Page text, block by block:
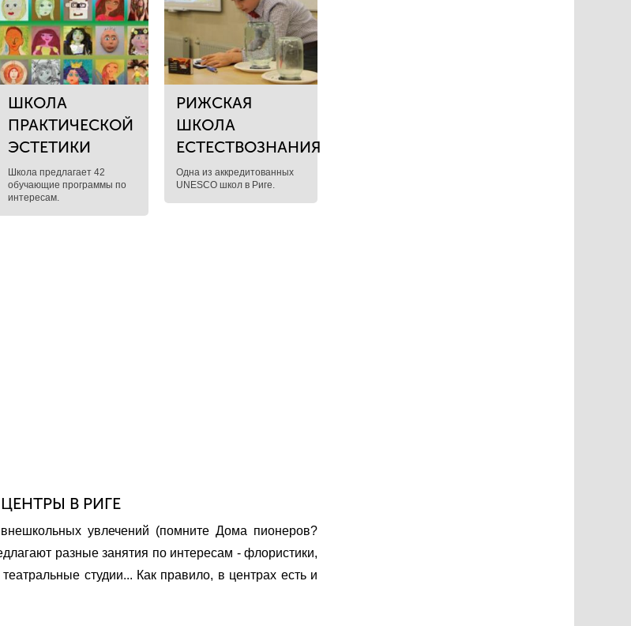
ШКОЛА
ПРАКТИЧЕСКОЙ
ЭСТЕТИКИ
Школа предлагает 42
обучающие программы по
интересам.
РИЖСКАЯ
ШКОЛА
ЕСТЕСТВОЗНАНИЯ
Одна из аккредитованных
UNESCO школ в Риге.
В РИГЕ
увлечений (помните Дома пионеров?
разные занятия по интересам - флористики,
студии... Как правило, в центрах есть и